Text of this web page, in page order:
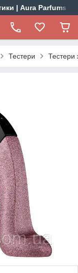
| Aura Parfums
Тестери Тестери